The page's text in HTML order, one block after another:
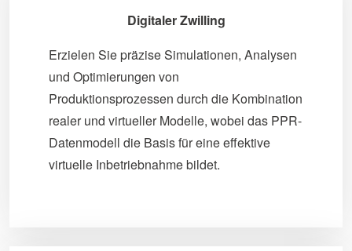
Digitaler Zwilling
Erzielen Sie präzise Simulationen, Analysen
und Optimierungen von
Produktionsprozessen durch die Kombination
realer und virtueller Modelle, wobei das PPR-
Datenmodell die Basis für eine effektive
virtuelle Inbetriebnahme bildet.